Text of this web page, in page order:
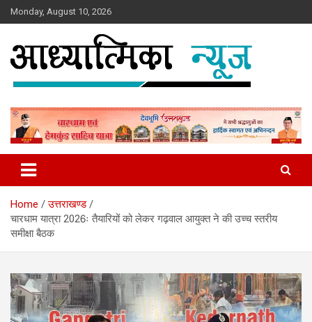
Skip
to
Monday, August 10, 2026
Aadhyatmika News
Home
उत्तराखण्ड
चारधाम यात्रा 2026ः तैयारियों को लेकर गढ़वाल आयुक्त ने की उच्च स्तरीय
समीक्षा बैठक